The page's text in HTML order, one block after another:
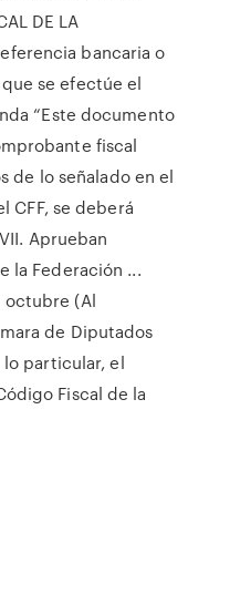
DE LA
bancaria o
se efectúe el
“Este documento
fiscal
de lo señalado en el
CFF, se deberá
Aprueban
la Federación ...
octubre (Al
de Diputados
particular, el
Fiscal de la